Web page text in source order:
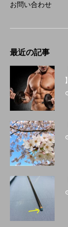
お問い合わせ
最近の記事
】